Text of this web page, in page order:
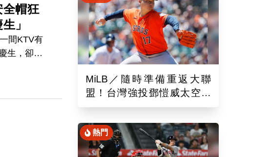
帽狂
」
間KTV有
生，卻在
MiLB／隨時準備重返大聯
盟！台灣強投鄧愷威太空人
3A登板後援1.2局飆3K
熱門